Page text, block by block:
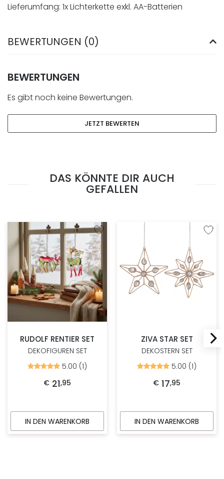
Lieferumfang: 1x Lichterkette exkl. AA-Batterien
BEWERTUNGEN (0)
BEWERTUNGEN
Es gibt noch keine Bewertungen.
JETZT BEWERTEN
DAS KÖNNTE DIR AUCH
GEFALLEN
Zur Wunschliste hinzufügen
RUDOLF RENTIER SET
DEKOFIGUREN SET
Bewertet
5.00
von
5.00 (1)
€ 21,95
IN DEN WARENKORB
Zur
ZIVA STAR SET
DEKOSTERN SET
Bewertet
5.00
von
5.00 (1)
€ 17,95
IN DEN WARENKORB